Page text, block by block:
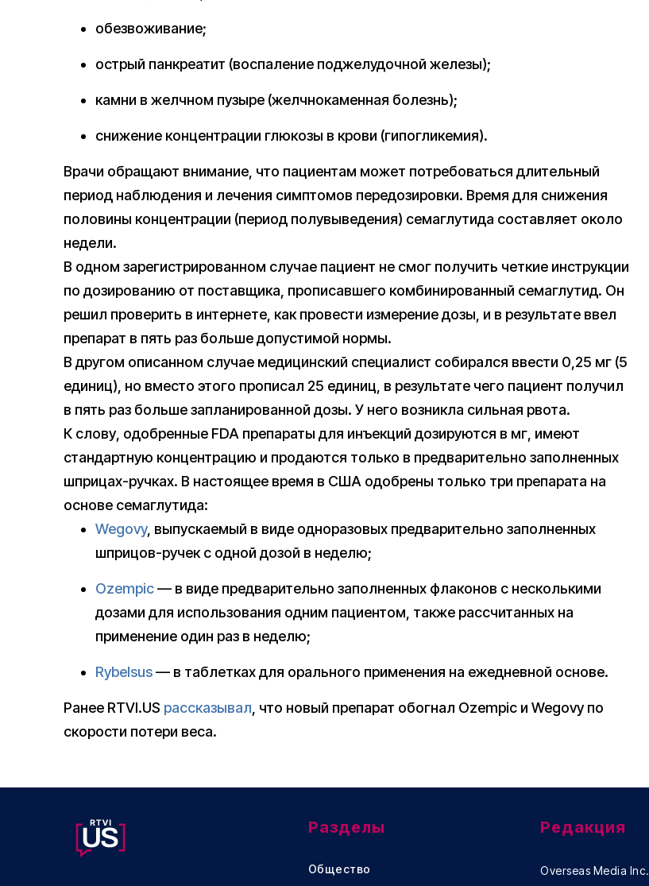
обезвоживание;
острый панкреатит (воспаление поджелудочной железы);
камни в желчном пузыре (желчнокаменная болезнь);
снижение концентрации глюкозы в крови (гипогликемия).
Врачи обращают внимание, что пациентам может потребоваться длительный
период наблюдения и лечения симптомов передозировки. Время для снижения
половины концентрации (период полувыведения) семаглутида составляет около
недели.
В одном зарегистрированном случае пациент не смог получить четкие инструкции
по дозированию от поставщика, прописавшего комбинированный семаглутид. Он
решил проверить в интернете, как провести измерение дозы, и в результате ввел
препарат в пять раз больше допустимой нормы.
В другом описанном случае медицинский специалист собирался ввести 0,25 мг (5
единиц), но вместо этого прописал 25 единиц, в результате чего пациент получил
в пять раз больше запланированной дозы. У него возникла сильная рвота.
К слову, одобренные FDA препараты для инъекций дозируются в мг, имеют
стандартную концентрацию и продаются только в предварительно заполненных
шприцах-ручках. В настоящее время в США одобрены только три препарата на
основе семаглутида:
Wegovy, выпускаемый в виде одноразовых предварительно заполненных
шприцов-ручек с одной дозой в неделю;
Ozempic— в виде предварительно заполненных флаконов с несколькими
дозами для использования одним пациентом, также рассчитанных на
применение один раз в неделю;
Rybelsus— в таблетках для орального применения на ежедневной основе.
Ранее RTVI.US рассказывал, что новый препарат обогнал Ozempic и Wegovy по
скорости потери веса.
Разделы
Общество
Редакция
Overseas Media Inc.